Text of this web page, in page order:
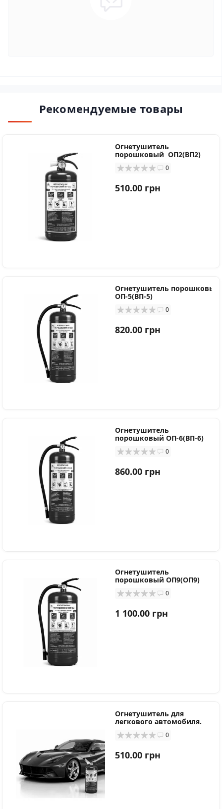
Рекомендуемые товары
Огнетушитель
порошковый ОП2(ВП2)
0
510.00 грн
Огнетушитель порошковый
ОП-5(ВП-5)
0
820.00 грн
Огнетушитель
порошковый ОП-6(ВП-6)
0
860.00 грн
Огнетушитель
порошковый ОП9(ОП9)
0
1 100.00 грн
Огнетушитель для
легкового автомобиля.
0
510.00 грн